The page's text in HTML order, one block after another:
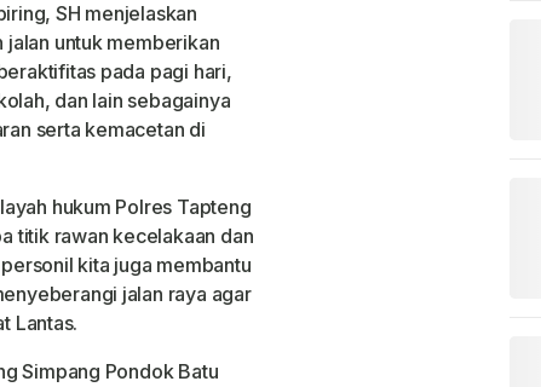
SH menjelaskan
untuk memberikan
pada pagi hari,
dan lain sebagainya
serta kemacetan di
hukum Polres Tapteng
titik rawan kecelakaan dan
kita juga membantu
jalan raya agar
Lantas.
Simpang Pondok Batu